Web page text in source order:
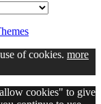
of cookies. more
cookies" to give